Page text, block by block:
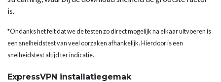
is.
*Ondanks het feit dat we de testen zo direct mogelijk na elkaar uitvoeren is
een snelheidstest van veel oorzaken afhankelijk. Hierdoor is een
snelheidstest altijd ter indicatie.
ExpressVPN installatiegemak